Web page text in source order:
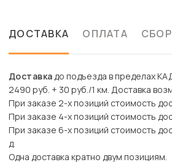
ДОСТАВКА ОПЛАТА
Доставкадо подъезда в пределах
2490 руб. + 30 руб./1 км. Доставка
При заказе 2-х позиций стоимость
При заказе 4-х позиций стоимость
При заказе 6-х позиций стоимость
д.
Одна доставка кратно двум позициям.